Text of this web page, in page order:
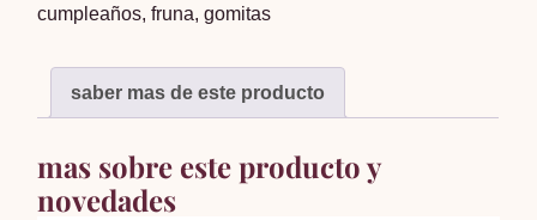
cantidad
cumpleaños,fruna,gomitas
saber mas de este producto
mas sobre este producto y
novedades